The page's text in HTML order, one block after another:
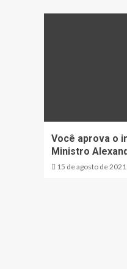
Você aprova o
Ministro
15 de agosto de 2021